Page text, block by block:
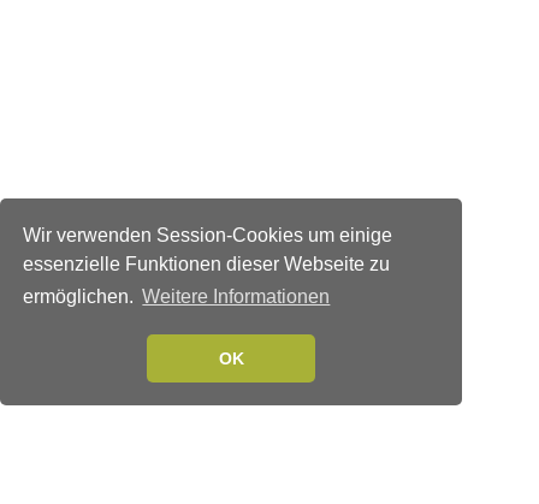
Wir verwenden Session-Cookies um einige
essenzielle Funktionen dieser Webseite zu
ermöglichen. Weitere Informationen
OK